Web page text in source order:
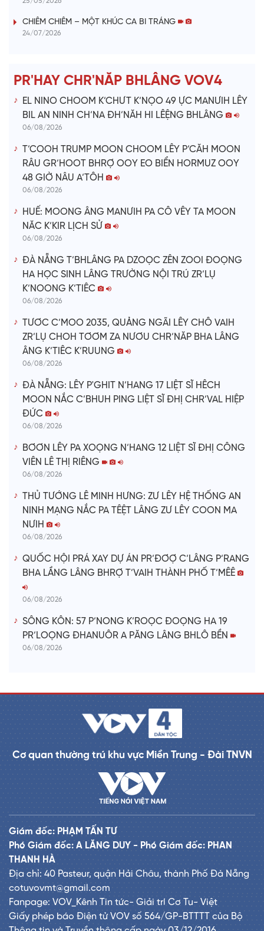
i
e
o
CHIÊM CHIÊM – MỘT KHÚC CA BI TRÁNG
24/07/2026
PR'HAY CHR'NĂP BHLÂNG VOV4
EL NINO CHOOM K’CHƯT K’NỌO 49 ỰC MANƯIH LÊY
BIL AN NINH CH’NA ĐH’NĂH HI LÊỆNG BHLÂNG
06/08/2026
T’COOH TRUMP MOON CHOOM LÊY P’CĂH MOON
RÂU GR’HOOT BHRỢ OOY EO BIỂN HORMUZ OOY
48 GIỜ NÂU A’TÔH
06/08/2026
HUẾ: MOONG ÂNG MANƯIH PA CÔ VÊY TA MOON
NĂC K’KIR LỊCH SỬ
06/08/2026
ĐÀ NẴNG T’BHLÂNG PA DZOỌC ZÊN ZOOI ĐOỌNG
HA HỌC SINH LÂNG TRƯỜNG NỘI TRÚ ZR’LỤ
K’NOONG K’TIÊC
06/08/2026
TƯƠC C’MOO 2035, QUẢNG NGÃI LÊY CHÔ VAIH
ZR’LỤ CHOH TƠƠM ZA NƯƠU CHR’NĂP BHA LÂNG
ÂNG K’TIÊC K’RUUNG
06/08/2026
ĐÀ NẴNG: LÊY P'GHIT N’HANG 17 LIỆT SĨ HÊCH
MOON NẮC C’BHUH PING LIỆT SĨ ĐHỊ CHR’VAL HIỆP
ĐỨC
06/08/2026
BƠƠN LÊY PA XOỌNG N’HANG 12 LIỆT SĨ ĐHỊ CÔNG
VIÊN LÊ THỊ RIÊNG
06/08/2026
THỦ TƯỚNG LÊ MINH HƯNG: ZƯ LÊY HỆ THỐNG AN
NINH MẠNG NẮC PA TÊỆT LÂNG ZƯ LÊY COON MA
NƯIH
06/08/2026
QUỐC HỘI PRÁ XAY DỰ ÁN PR’ĐƠỢ C’LÂNG P’RANG
BHA LẦNG LÂNG BHRỢ T’VAIH THÀNH PHỐ T’MÊÊ
06/08/2026
SÔNG KÔN: 57 P’NONG K’ROỌC ĐOỌNG HA 19
PR’LOỌNG ĐHANUÔR A PĂNG LÂNG BHLÔ BỀN
06/08/2026
Cơ quan thường trú khu vực Miền Trung - Đài TNVN
Giám đốc: PHẠM TẤN TƯ
Phó Giám đốc: A LĂNG DUY - Phó Giám đốc: PHAN
THANH HÀ
Địa chỉ: 40 Pasteur, quận Hải Châu, thành Phố Đà Nẵng
cotuvovmt@gmail.com
Fanpage: VOV_Kênh Tin tức- Giải trí Cơ Tu- Việt
Giấy phép báo Điện tử VOV số 564/GP-BTTTT của Bộ